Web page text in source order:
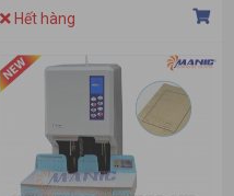
Hết hàng